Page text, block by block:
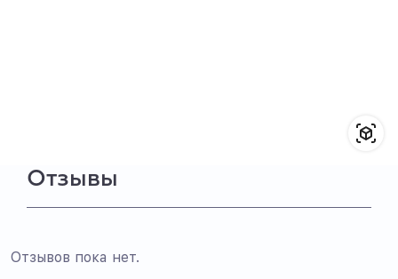
Отзывы
Отзывов пока нет.